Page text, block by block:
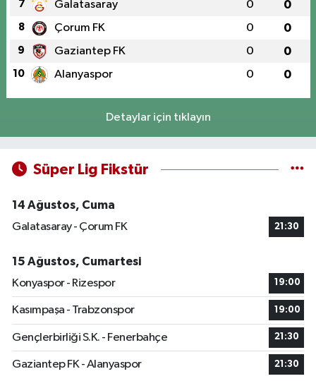
7 Galatasaray 0 0
8 Çorum FK 0 0
9 Gaziantep FK 0 0
10 Alanyaspor 0 0
Detaylar için tıklayın
Süper Lig Fikstür
14 Ağustos, Cuma
Galatasaray - Çorum FK
21:30
15 Ağustos, Cumartesi
Konyaspor - Rizespor
19:00
Kasımpaşa - Trabzonspor 19:00
Gençlerbirliği S.K. - Fenerbahçe 21:30
Gaziantep FK - Alanyaspor 21:30